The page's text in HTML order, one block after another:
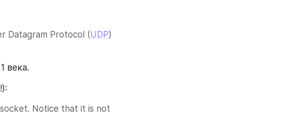
Datagram Protocol (UDP)
века.
Notice that it is not